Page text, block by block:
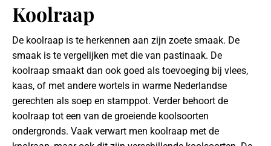
Koolraap
De koolraap is te herkennen aan zijn zoete smaak. De
smaak is te vergelijken met die van pastinaak. De
koolraap smaakt dan ook goed als toevoeging bij vlees,
kaas, of met andere wortels in warme Nederlandse
gerechten als soep en stamppot. Verder behoort de
koolraap tot een van de groeiende koolsoorten
ondergronds. Vaak verwart men koolraap met de